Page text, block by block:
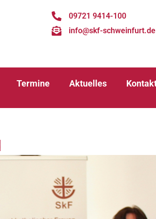
09721 9414-100
info@skf-schweinfurt.de
Termine Aktuelles